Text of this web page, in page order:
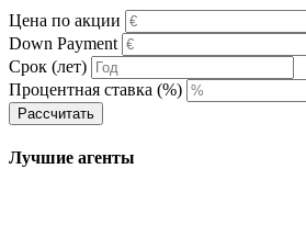
Цена по акции
Down Payment
Срок (лет)
Процентная ставка (%)
Рассчитать
Лучшие агенты